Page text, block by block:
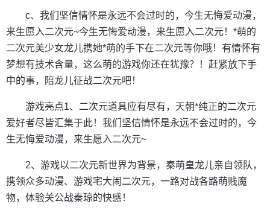
c、我们坚信情怀是永远不会过时的，今生无悔爱动漫，
来生愿入二次元~今生无悔爱动漫，来生愿入二次元！*萌的
二次元美少女龙儿携她*萌的手下在二次元等你哦！有情怀有
梦想有技术含量，这么萌的游戏你还在犹豫？！赶紧放下手
中的事，陪龙儿征战二次元吧！
游戏亮点1、二次元道具应有尽有，天朝*纯正的二次元
爱好者尽皆汇集于此！我们坚信情怀是永远不会过时的，今
生无悔爱动漫，来生愿入二次元~
2、游戏以二次元新世界为背景，秦萌皇龙儿亲自领队，
携领众多动漫、游戏宅大闹二次元，一路对战各路萌贱魔
物，体验关公战秦琼的快感！